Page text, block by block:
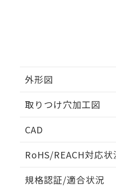
外形図
取りつけ穴加工図
CAD
RoHS/REACH対応状
規格認証/適合状況